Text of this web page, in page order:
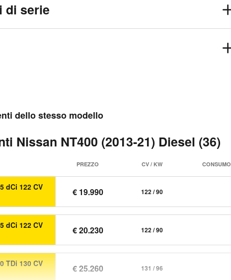
di serie
dello stesso modello
Nissan NT400 (2013-21) Diesel (36)
PREZZO CV / KW CONSUMO
dCi 122 CV
€ 19.990 122 / 90
dCi 122 CV
€ 20.230 122 / 90
TDi 130 CV
€ 25.260 131 / 96